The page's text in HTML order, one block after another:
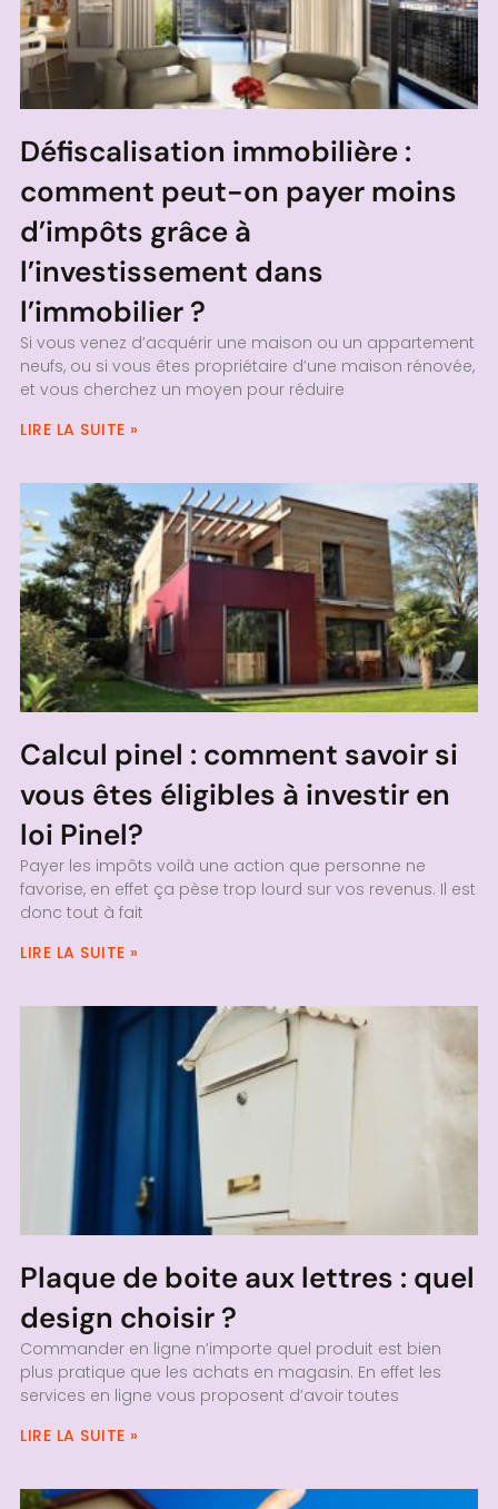
Défiscalisation immobilière :
comment peut-on payer moins
d’impôts grâce à
l’investissement dans
l’immobilier ?
Si vous venez d’acquérir une maison ou un appartement
neufs, ou si vous êtes propriétaire d’une maison rénovée,
et vous cherchez un moyen pour réduire
LIRE LA SUITE »
Calcul pinel : comment savoir si
vous êtes éligibles à investir en
loi Pinel?
Payer les impôts voilà une action que personne ne
favorise, en effet ça pèse trop lourd sur vos revenus. Il est
donc tout à fait
LIRE LA SUITE »
Plaque de boite aux lettres : quel
design choisir ?
Commander en ligne n’importe quel produit est bien
plus pratique que les achats en magasin. En effet les
services en ligne vous proposent d’avoir toutes
LIRE LA SUITE »